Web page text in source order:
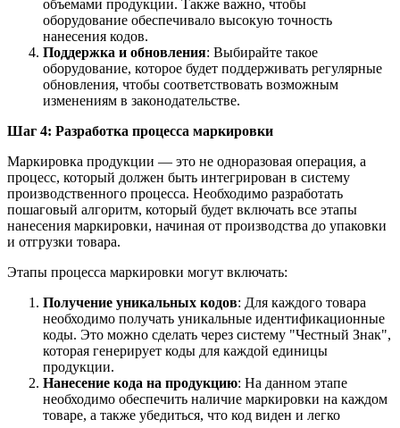
объемами продукции. Также важно, чтобы
оборудование обеспечивало высокую точность
нанесения кодов.
Поддержка и обновления: Выбирайте такое
оборудование, которое будет поддерживать регулярные
обновления, чтобы соответствовать возможным
изменениям в законодательстве.
Шаг 4: Разработка процесса маркировки
Маркировка продукции — это не одноразовая операция, а
процесс, который должен быть интегрирован в систему
производственного процесса. Необходимо разработать
пошаговый алгоритм, который будет включать все этапы
нанесения маркировки, начиная от производства до упаковки
и отгрузки товара.
Этапы процесса маркировки могут включать:
Получение уникальных кодов: Для каждого товара
необходимо получать уникальные идентификационные
коды. Это можно сделать через систему "Честный Знак",
которая генерирует коды для каждой единицы
продукции.
Нанесение кода на продукцию: На данном этапе
необходимо обеспечить наличие маркировки на каждом
товаре, а также убедиться, что код виден и легко